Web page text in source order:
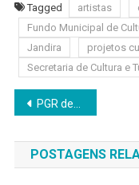
Tagged artistas
Fundo Municipal de
Jandira
projetos
Secretaria de Cultura e
Navegação
de
Post
PGR denuncia Bolsonaro e mais 33 por tentativa de golpe de Estado
POSTAGENS